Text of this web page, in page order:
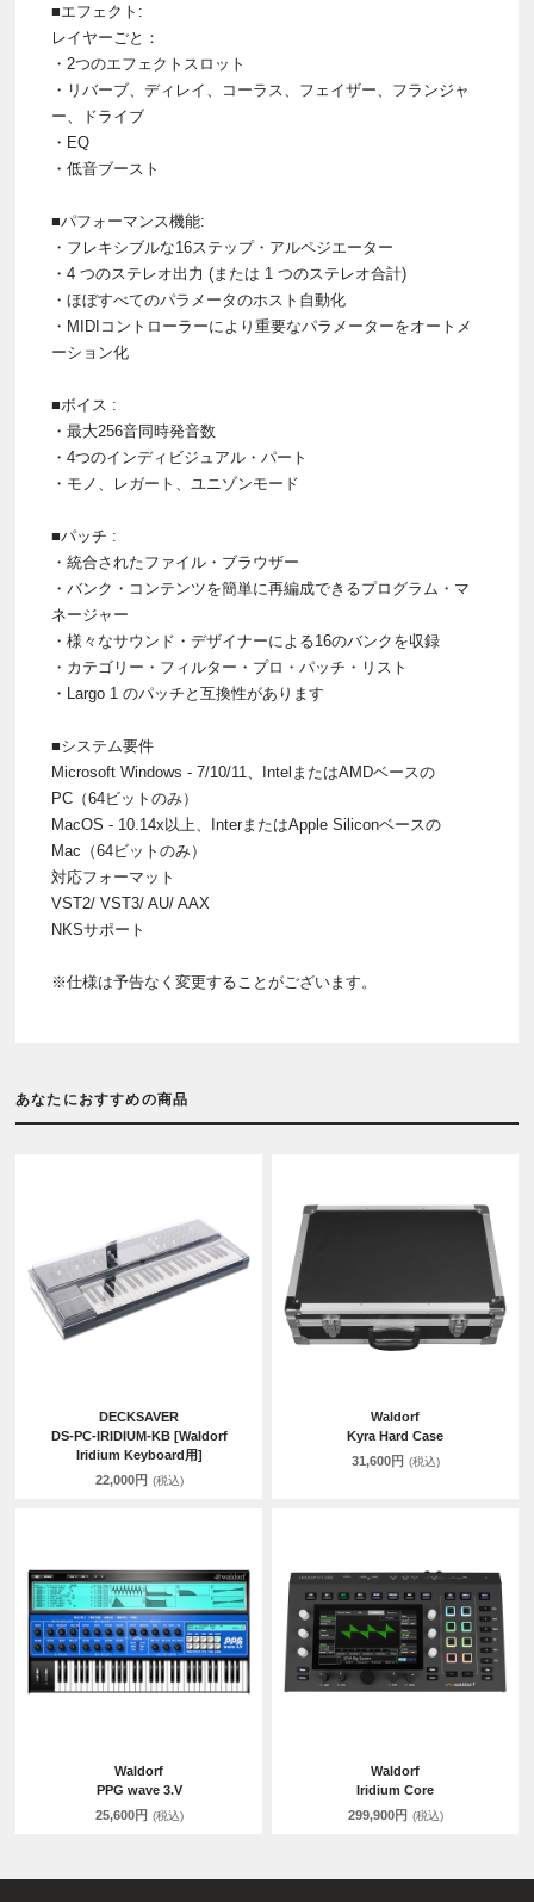
■エフェクト:
レイヤーごと：
・2つのエフェクトスロット
・リバーブ、ディレイ、コーラス、フェイザー、フランジャ
ー、ドライブ
・EQ
・低音ブースト
■パフォーマンス機能:
・フレキシブルな16ステップ・アルペジエーター
・4 つのステレオ出力 (または 1 つのステレオ合計)
・ほぼすべてのパラメータのホスト自動化
・MIDIコントローラーにより重要なパラメーターをオートメ
ーション化
■ボイス :
・最大256音同時発音数
・4つのインディビジュアル・パート
・モノ、レガート、ユニゾンモード
■パッチ :
・統合されたファイル・ブラウザー
・バンク・コンテンツを簡単に再編成できるプログラム・マ
ネージャー
・様々なサウンド・デザイナーによる16のバンクを収録
・カテゴリー・フィルター・プロ・パッチ・リスト
・Largo 1 のパッチと互換性があります
■システム要件
Microsoft Windows - 7/10/11、IntelまたはAMDベースの
PC（64ビットのみ）
MacOS - 10.14x以上、InterまたはApple Siliconベースの
Mac（64ビットのみ）
対応フォーマット
VST2/ VST3/ AU/ AAX
NKSサポート
※仕様は予告なく変更することがございます。
あなたにおすすめの商品
DECKSAVER
DS-PC-IRIDIUM-KB [Waldorf
Iridium Keyboard用]
22,000円 (税込)
Waldorf
Kyra Hard Case
31,600円 (税込)
Waldorf
PPG wave 3.V
25,600円 (税込)
Waldorf
Iridium Core
299,900円 (税込)